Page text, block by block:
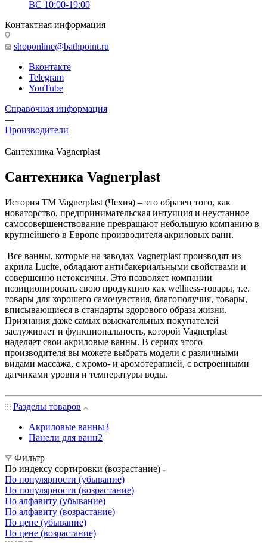
ВС 10:00-19:00
Контактная информация
shoponline@bathpoint.ru
Вконтакте
Telegram
YouTube
Справочная информация
—
Производители
—
Сантехника Vagnerplast
Сантехника Vagnerplast
История ТМ Vagnerplast (Чехия) – это образец того, как
новаторство, предпринимательская интуиция и неустанное
самосовершенствование превращают небольшую компанию в
крупнейшего в Европе производителя акриловых ванн.
Все ванны, которые на заводах Vagnerplast производят из
акрила Lucite, обладают антибакериальными свойствами и
совершенно нетоксичны. Это позволяет компании
позиционировать свою продукцию как wellness-товары, т.е.
товары для хорошего самочувствия, благополучия, товары,
вписывающиеся в стандарты здорового образа жизни.
Признания даже самых взыскательных покупателей
заслуживает и функциональность, которой Vagnerplast
наделяет свои акриловые ванны. В сериях этого
производителя вы можете выбрать модели с различными
видами массажа, с хромо- и аромотерапией, с встроенными
датчиками уровня и температуры воды.
Разделы товаров
Акриловые ванны3
Панели для ванн2
Фильтр
По индексу сортировки (возрастание)
По популярности (убывание)
По популярности (возрастание)
По алфавиту (убывание)
По алфавиту (возрастание)
По цене (убывание)
По цене (возрастание)